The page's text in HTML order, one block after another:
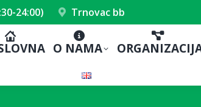
24:00) Trnovac bb
O NAMA